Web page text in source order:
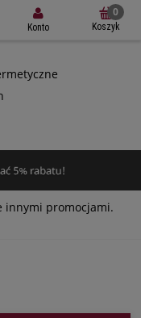
Konto Koszyk
innymi promocjami.